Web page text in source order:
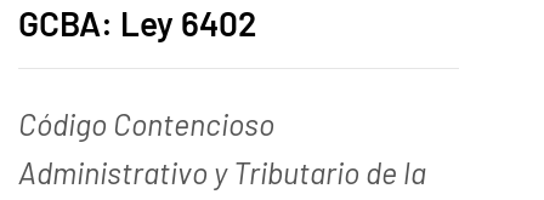
GCBA: Ley 6402
Código Contencioso
Administrativo y Tributario de la